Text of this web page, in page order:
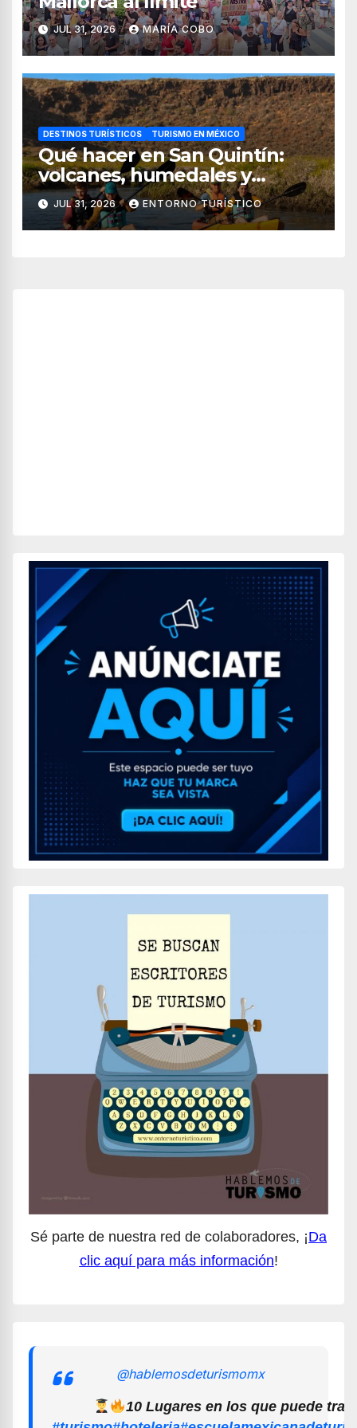
JUL 31, 2026 MARÍA COBO
DESTINOS TURÍSTICOS TURISMO EN MÉXICO
Qué hacer en San Quintín:
volcanes, humedales y
sabores del mar
JUL 31, 2026 ENTORNO TURÍSTICO
Sé parte de nuestra red de colaboradores, ¡Da
clic aquí para más información!
@hablemosdeturismomx
10 Lugares en los que puede